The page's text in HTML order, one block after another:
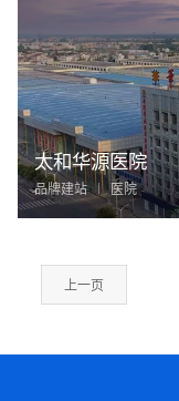
太和华源医院
品牌建站 医院
上一页